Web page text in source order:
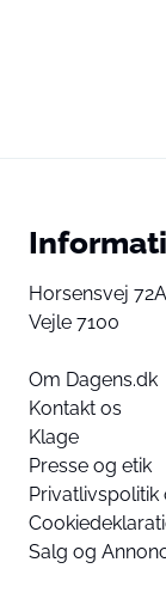
Horsensvej 72A
Vejle 7100
Om Dagens.dk
Kontakt os
Klage
Presse og etik
Privatlivspolitik
Salg og